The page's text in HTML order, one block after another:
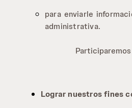
para enviarle
administrativa.
Lograr nuestros fines